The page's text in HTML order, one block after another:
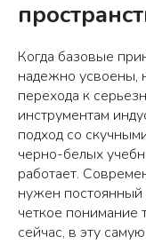
Когда базовые
надежно усвоены,
перехода к
инструментам
подход со
черно-белых
работает.
нужен постоянный
четкое понимание
сейчас, в эту